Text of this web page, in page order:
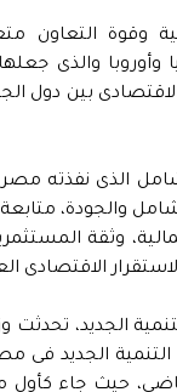
وقوة التعاون
وأوروبا والذى
بين دول
الذى نفذته
والجودة،
وثقة
الاقتصادى
الجديد، تحدثت
التنمية الجديد
حيث جاء